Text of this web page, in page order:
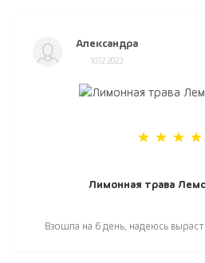
Александра
10.12.2023
Лимонная трава
Взошла на 6 день, надеюсь